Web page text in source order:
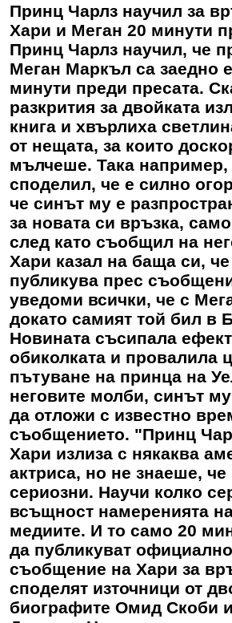
Принц Чарлз научил за
Хари и Меган 20 минути
Принц Чарлз научил, че
Меган Маркъл са заедно
минути преди пресата.
разкрития за двойката
книга и хвърлиха
от нещата, за които
мълчеше. Така например,
споделил, че е силно
че синът му е
за новата си връзка,
след като съобщил на
Хари казал на баща си,
публикува прес
уведоми всички, че с
докато самият той бил в
Новината съсипала
обиколката и провалила
пътуване на принца на
неговите молби, синът му
да отложи с известно
съобщението. "Принц
Хари излиза с някаква
актриса, но не знаеше,
сериозни. Научи колко
всъщност намеренията
медиите. И то само 20
да публикуват
съобщение на Хари за
споделят източници от
биографите Омид Скоби